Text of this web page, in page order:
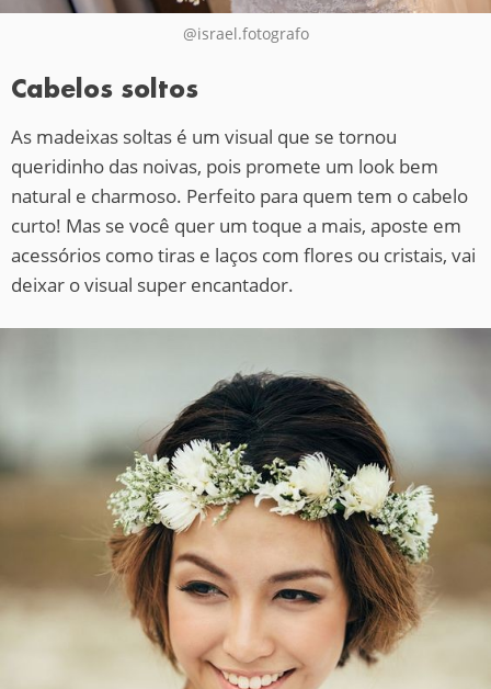
@israel.fotografo
Cabelos soltos
As madeixas soltas é um visual que se tornou
queridinho das noivas, pois promete um look bem
natural e charmoso. Perfeito para quem tem o cabelo
curto! Mas se você quer um toque a mais, aposte em
acessórios como tiras e laços com flores ou cristais, vai
deixar o visual super encantador.